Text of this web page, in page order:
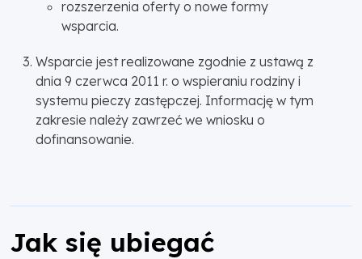
rozszerzenia oferty o nowe formy
wsparcia.
Wsparcie jest realizowane zgodnie z ustawą z
dnia 9 czerwca 2011 r. o wspieraniu rodziny i
systemu pieczy zastępczej. Informację w tym
zakresie należy zawrzeć we wniosku o
dofinansowanie.
Jak się ubiegać